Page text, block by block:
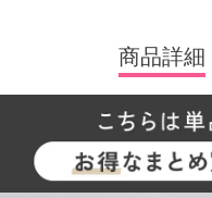
商品詳細